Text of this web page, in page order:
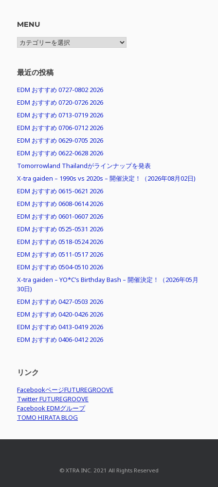
MENU
MENU
最近の投稿
EDM おすすめ 0727-0802 2026
EDM おすすめ 0720-0726 2026
EDM おすすめ 0713-0719 2026
EDM おすすめ 0706-0712 2026
EDM おすすめ 0629-0705 2026
EDM おすすめ 0622-0628 2026
Tomorrowland Thailandがラインナップを発表
X-tra gaiden – 1990s vs 2020s – 開催決定！（2026年08月02日)
EDM おすすめ 0615-0621 2026
EDM おすすめ 0608-0614 2026
EDM おすすめ 0601-0607 2026
EDM おすすめ 0525-0531 2026
EDM おすすめ 0518-0524 2026
EDM おすすめ 0511-0517 2026
EDM おすすめ 0504-0510 2026
X-tra gaiden – YO*C’s Birthday Bash – 開催決定！（2026年05月
30日)
EDM おすすめ 0427-0503 2026
EDM おすすめ 0420-0426 2026
EDM おすすめ 0413-0419 2026
EDM おすすめ 0406-0412 2026
リンク
FacebookページFUTUREGROOVE
Twitter FUTUREGROOVE
Facebook EDMグループ
TOMO HIRATA BLOG
© XTRA INC. 2021 All Rights Reserved